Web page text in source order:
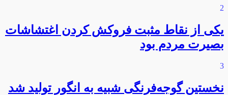
2
یکی از نقاط مثبت فروکش کردن اغتشاشات
بصیرت مردم بود
3
نخستین گوجه‌فرنگی شبیه به انگور تولید شد